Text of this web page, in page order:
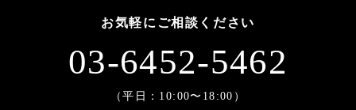
お気軽にご相談ください
03-6452-5462
（平日：10:00〜18:00）